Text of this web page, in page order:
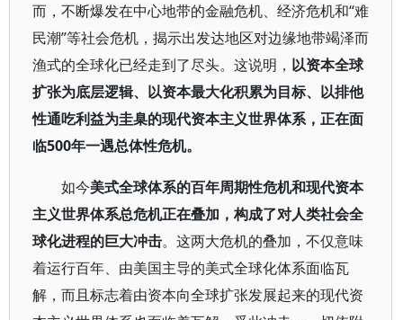
而，不断爆发在中心地带的金融危机、经济危机和“难
民潮”等社会危机，揭示出发达地区对边缘地带竭泽而
渔式的全球化已经走到了尽头。这说明， 以资本全球
扩张为底层逻辑、以资本最大化积累为目标、以排他
性通吃利益为圭臬的现代资本主义世界体系，正在面
临500年一遇总体性危机。
如今美式全球体系的百年周期性危机和现代资本
主义世界体系总危机正在叠加，构成了对人类社会全
球化进程的巨大冲击。这两大危机的叠加，不仅意味
着运行百年、由美国主导的美式全球化体系面临瓦
解，而且标志着由资本向全球扩张发展起来的现代资